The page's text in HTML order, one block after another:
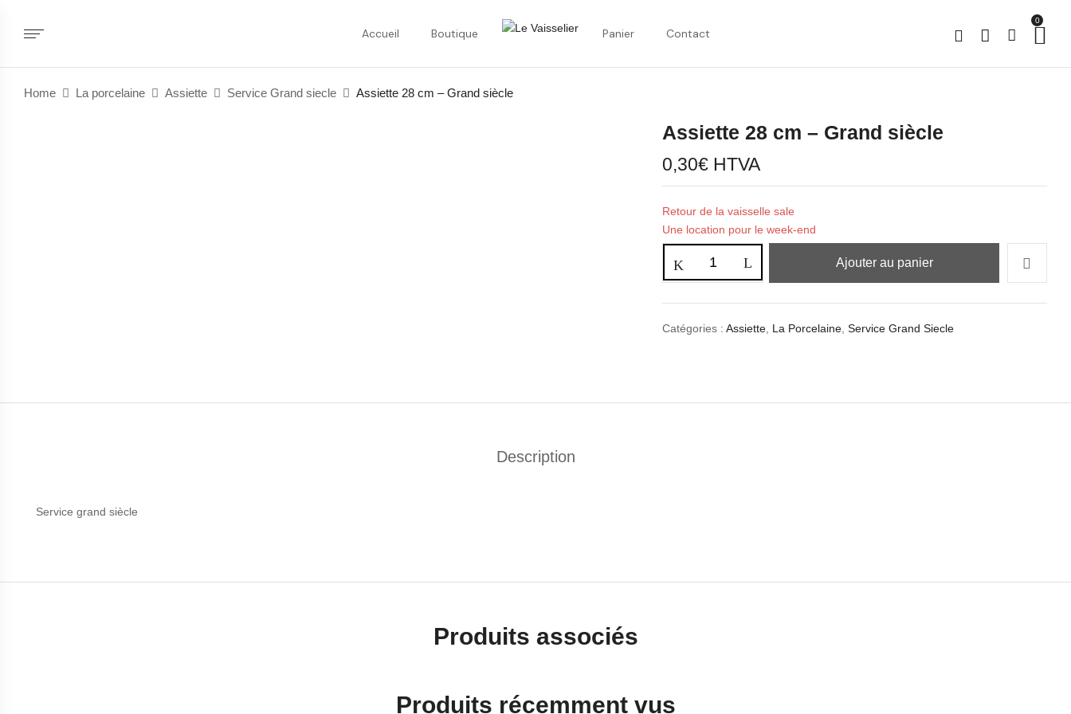
Accueil Boutique Panier Contact
0
Home La porcelaine Assiette Service Grand siecle Assiette 28 cm – Grand siècle
Assiette 28 cm – Grand siècle
0,30€ HTVA
Retour de la vaisselle sale
Une location pour le week-end
Ajouter au panier
Catégories :Assiette La Porcelaine ,Service Grand Siecle
Description
Service grand siècle
Produits associés
Produits récemment vus